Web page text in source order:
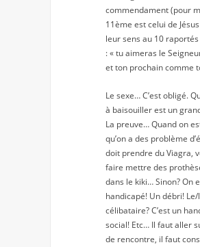
commendament (pour
11ème est celui de
leur sens au 10
: « tu aimeras le
et ton prochain comme
Le sexe… C’est obligé.
à baisouiller est un
La preuve… Quand on
qu’on a des problème
doit prendre du Viagra,
faire mettre des
dans le kiki… Sinon? On
handicapé! Un débri! Le/
célibataire? C’est un
social! Etc… Il faut aller
de rencontre, il faut